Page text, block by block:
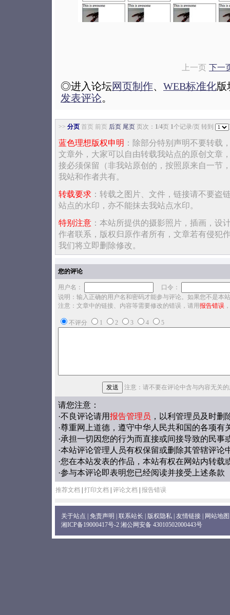
上一页 下一
◎进入论坛网页制作、 WEB标准化版
发表评论。
>> 分页 首页 前页 后页 尾页 页次： 1/4页 1个记录/页 转到
蓝色理想版权申明 ：除部分特别声明不要转载
文章外，大家可以自由转载我站点的原创文章
接必须保留（非我站原创的，按照原来自一节
我站和作者共有。
转载要求 ：转载之图片、文件，链接请不要盗
站点的水印，亦不能抹去我站点水印。
特别注意 ：本站所提供的摄影照片，插画，设
作者联系，版权归原作者所有，文章若有侵犯
我们将立即删除修改。
您的评论
用户名：
口令：
说明：输入正确的用户名和密码才能参与评论。如果您不是本
注意：文章中的链接、内容等需要修改的错误，请用报告错误
不评分 1 2 3 4 5
注意：请不要在评论中含与内容无关
请您注意：
·不良评论请用报告管理员 ，以利管理员及时删
·尊重网上道德，遵守中华人民共和国的各项有
·承担一切因您的行为而直接或间接导致的民事
·本站评论管理人员有权保留或删除其管辖评论
·您在本站发表的作品，本站有权在网站内转载
·参与本评论即表明您已经阅读并接受上述条款
推荐文档 打印文档 评论文档 报告错误
关于站点 免责声明 联系站长 版权隐私 友情链接
网站地图
湘ICP备19000417号-2 湘公网安备 43010502000443号